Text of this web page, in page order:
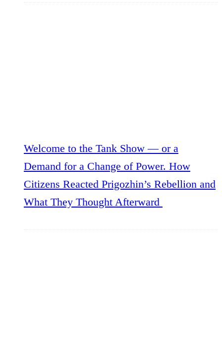
Welcome to the Tank Show — or a
Demand for a Change of Power. How
Citizens Reacted Prigozhin’s Rebellion and
What They Thought Afterward